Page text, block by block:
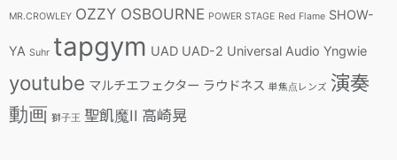
MR.CROWLEY OZZY OSBOURNE POWER STAGE Red Flame SHOW-
YA Suhr tapgym UAD UAD-2 Universal Audio Yngwie
youtube マルチエフェクター ラウドネス 単焦点レンズ 演奏
動画 獅子王 聖飢魔II 高崎晃